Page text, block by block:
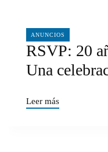
ANUNCIOS
07/08/2026
RSVP: 20
Una
Leer más